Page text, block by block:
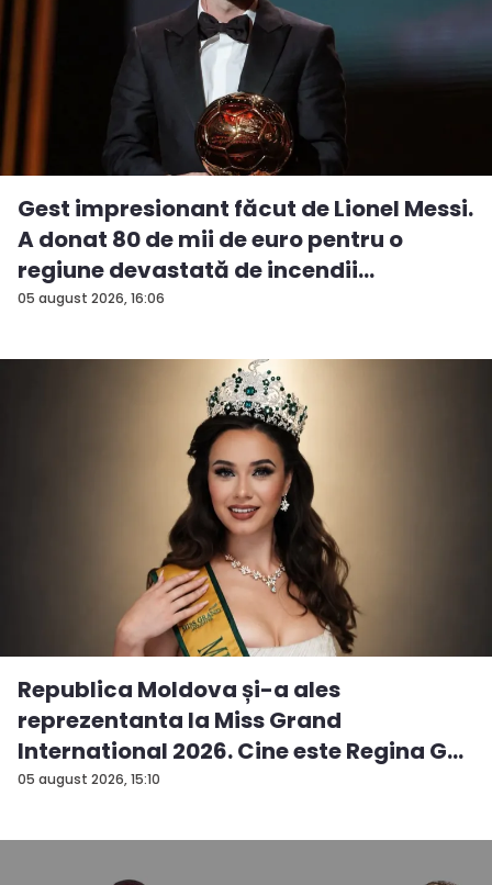
05 august 2026, 16:06
Gest impresionant făcut de Lionel Messi.
A donat 80 de mii de euro pentru o
regiune devastată de incendii
05 august 2026, 15:10
Republica Moldova și-a ales
reprezentanta la Miss Grand
International 2026. Cine este Regina G...